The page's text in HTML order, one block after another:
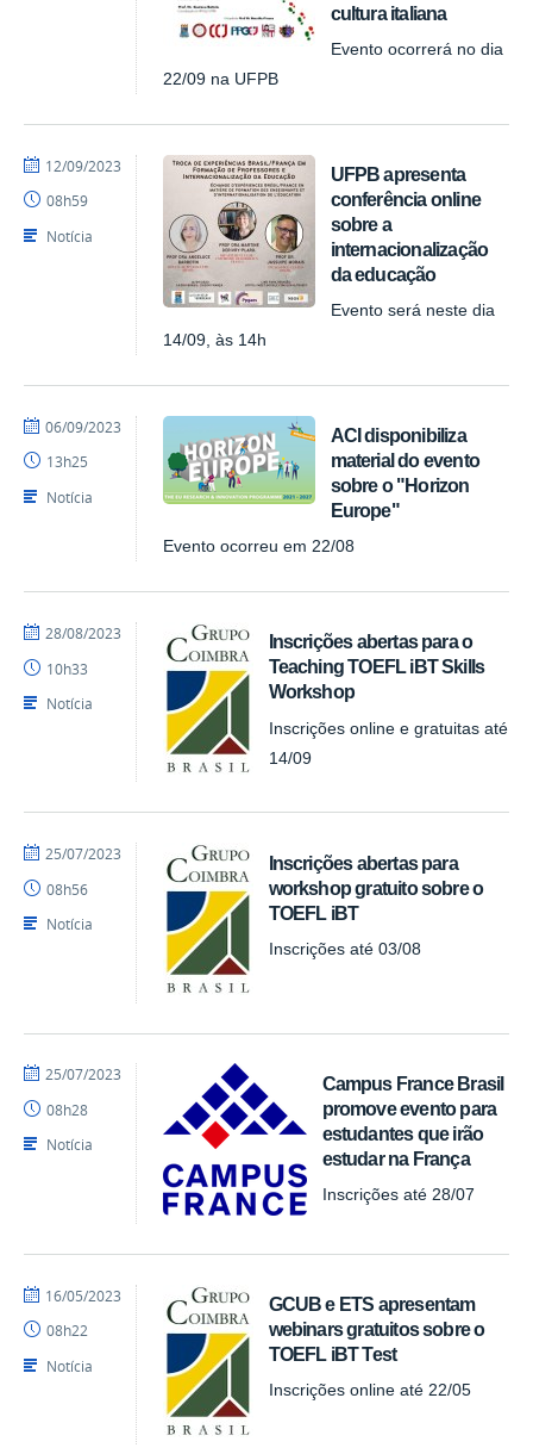
cultura italiana
Evento ocorrerá no dia
22/09 na UFPB
UFPB apresenta
conferência online
sobre a
internacionalização
da educação
Evento será neste dia
14/09, às 14h
por
publicado
12/09/2023
08h59
Notícia
ACI disponibiliza
material do evento
sobre o "Horizon
Europe"
Evento ocorreu em 22/08
por
publicado
06/09/2023
13h25
Notícia
Inscrições abertas para o
Teaching TOEFL iBT Skills
Workshop
Inscrições online e gratuitas até
14/09
por
publicado
28/08/2023
10h33
Notícia
Inscrições abertas para
workshop gratuito sobre o
TOEFL iBT
Inscrições até 03/08
por
publicado
25/07/2023
08h56
Notícia
Campus France Brasil
promove evento para
estudantes que irão
estudar na França
Inscrições até 28/07
por
publicado
25/07/2023
08h28
Notícia
GCUB e ETS apresentam
webinars gratuitos sobre o
TOEFL iBT Test
Inscrições online até 22/05
por
publicado
16/05/2023
08h22
Notícia